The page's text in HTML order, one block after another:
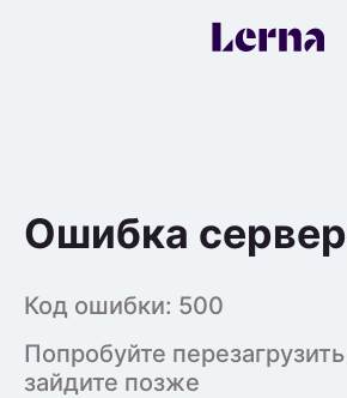
Ошибка
Код ошибки: 500
Попробуйте
зайдите позже